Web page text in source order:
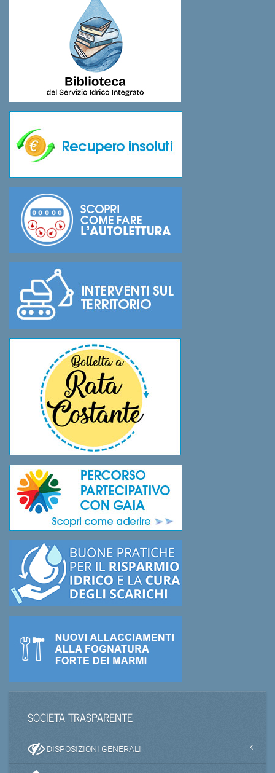
SOCIETA TRASPARENTE
DISPOSIZIONI GENERALI